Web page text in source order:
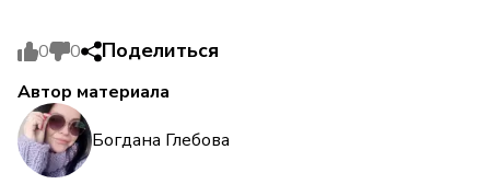
0 0 Поделиться
Автор материала
Богдана Глебова